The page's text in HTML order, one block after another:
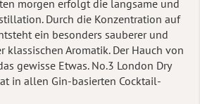
morgen erfolgt die langsame und
Durch die Konzentration auf
ein besonders sauberer und
klassischen Aromatik. Der Hauch von
gewisse Etwas. No.3 London Dry
in allen Gin-basierten Cocktail-